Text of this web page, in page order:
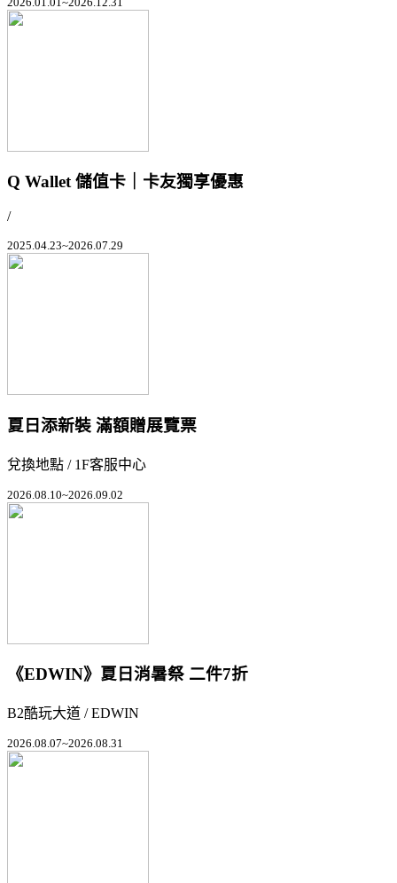
Q Wallet 儲值卡｜卡友獨享優惠
/
2025.04.23~2026.07.29
夏日添新裝 滿額贈展覽票
兌換地點 / 1F客服中心
2026.08.10~2026.09.02
《EDWIN》夏日消暑祭 二件7折
B2酷玩大道 / EDWIN
2026.08.07~2026.08.31